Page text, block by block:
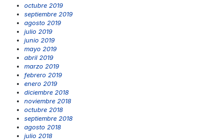
octubre 2019
septiembre 2019
agosto 2019
julio 2019
junio 2019
mayo 2019
abril 2019
marzo 2019
febrero 2019
enero 2019
diciembre 2018
noviembre 2018
octubre 2018
septiembre 2018
agosto 2018
julio 2018